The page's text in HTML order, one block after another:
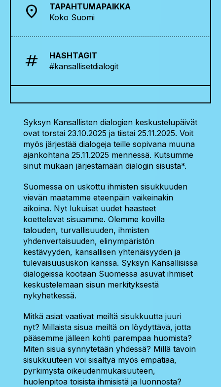
location_on
TAPAHTUMAPAIKKA
Koko Suomi
tag
HASHTAGIT
#kansallisetdialogit
Syksyn Kansallisten dialogien keskustelupäivät
ovat torstai 23.10.2025 ja tiistai 25.11.2025. Voit
myös järjestää dialogeja teille sopivana muuna
ajankohtana 25.11.2025 mennessä. Kutsumme
sinut mukaan järjestämään dialogin sisusta*.
Suomessa on uskottu ihmisten sisukkuuden
vievän maatamme eteenpäin vaikeinakin
aikoina. Nyt lukuisat uudet haasteet
koettelevat sisuamme. Olemme kovilla
talouden, turvallisuuden, ihmisten
yhdenvertaisuuden, elinympäristön
kestävyyden, kansallisen yhtenäisyyden ja
tulevaisuususkon kanssa. Syksyn Kansallisissa
dialogeissa kootaan Suomessa asuvat ihmiset
keskustelemaan sisun merkityksestä
nykyhetkessä.
Mitkä asiat vaativat meiltä sisukkuutta juuri
nyt? Millaista sisua meiltä on löydyttävä, jotta
pääsemme jälleen kohti parempaa huomista?
Miten sisua synnytetään yhdessä? Millä tavoin
sisukkuuteen voi sisältyä myös empatiaa,
pyrkimystä oikeudenmukaisuuteen,
huolenpitoa toisista ihmisistä ja luonnosta?